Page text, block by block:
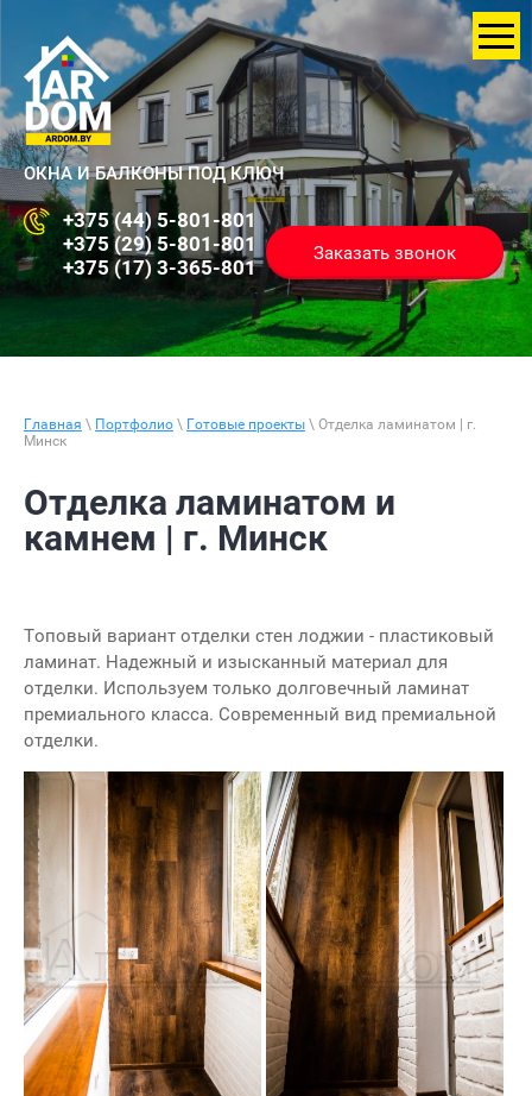
ОКНА И БАЛКОНЫ ПОД КЛЮЧ
+375 (44) 5-801-801
+375 (29) 5-801-801
+375 (17) 3-365-801
Заказать звонок
Главная \ Портфолио \ Готовые проекты \ Отделка ламинатом | г.
Минск
Отделка ламинатом и
камнем | г. Минск
Топовый вариант отделки стен лоджии - пластиковый
ламинат. Надежный и изысканный материал для
отделки. Используем только долговечный ламинат
премиального класса. Современный вид премиальной
отделки.